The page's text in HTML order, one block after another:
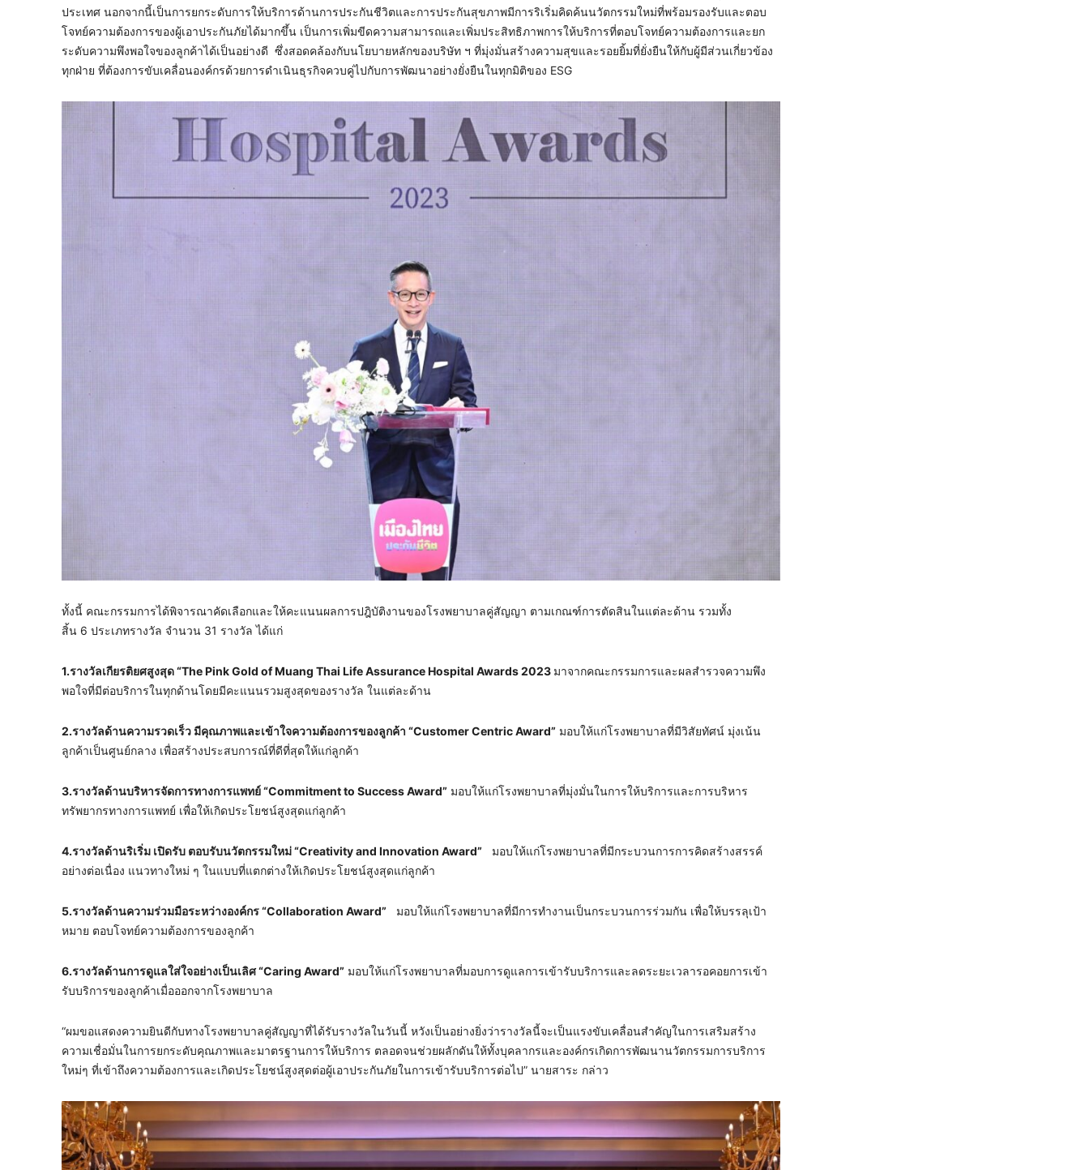
ประเทศ นอกจากนี้เป็นการยกระดับการให้บริการด้านการประกันชีวิตและการประกันสุขภาพมีการริเริ่มคิดค้นนวัตกรรมใหม่ที่พร้อมรองรับและตอบ
โจทย์ความต้องการของผู้เอาประกันภัยได้มากขึ้น เป็นการเพิ่มขีดความสามารถและเพิ่มประสิทธิภาพการให้บริการที่ตอบโจทย์ความต้องการและยก
ระดับความพึงพอใจของลูกค้าได้เป็นอย่างดี ซึ่งสอดคล้องกับนโยบายหลักของบริษัท ฯ ที่มุ่งมั่นสร้างความสุขและรอยยิ้มที่ยั่งยืนให้กับผู้มีส่วนเกี่ยวข้อง
ทุกฝ่าย ที่ต้องการขับเคลื่อนองค์กรด้วยการดำเนินธุรกิจควบคู่ไปกับการพัฒนาอย่างยั่งยืนในทุกมิติของ ESG
ทั้งนี้ คณะกรรมการได้พิจารณาคัดเลือกและให้คะแนนผลการปฎิบัติงานของโรงพยาบาลคู่สัญญา ตามเกณฑ์การตัดสินในแต่ละด้าน รวมทั้ง
สิ้น 6 ประเภทรางวัล จำนวน 31 รางวัล ได้แก่
1.รางวัลเกียรติยศสูงสุด “The Pink Gold of Muang Thai Life Assurance Hospital Awards 2023มาจากคณะกรรมการและผลสำรวจความพึง
พอใจที่มีต่อบริการในทุกด้านโดยมีคะแนนรวมสูงสุดของรางวัล ในแต่ละด้าน
2.รางวัลด้านความรวดเร็ว มีคุณภาพและเข้าใจความต้องการของลูกค้า “Customer Centric Award” มอบให้แก่โรงพยาบาลที่มีวิสัยทัศน์ มุ่งเน้น
ลูกค้าเป็นศูนย์กลาง เพื่อสร้างประสบการณ์ที่ดีที่สุดให้แก่ลูกค้า
3.รางวัลด้านบริหารจัดการทางการแพทย์ “Commitment to Success Award” มอบให้แก่โรงพยาบาลที่มุ่งมั่นในการให้บริการและการบริหาร
ทรัพยากรทางการแพทย์ เพื่อให้เกิดประโยชน์สูงสุดแก่ลูกค้า
4.รางวัลด้านริเริ่ม เปิดรับ ตอบรับนวัตกรรมใหม่ “Creativity and Innovation Award” มอบให้แก่โรงพยาบาลที่มีกระบวนการการคิดสร้างสรรค์
อย่างต่อเนื่อง แนวทางใหม่ ๆ ในแบบที่แตกต่างให้เกิดประโยชน์สูงสุดแก่ลูกค้า
5.รางวัลด้านความร่วมมือระหว่างองค์กร “Collaboration Award” มอบให้แก่โรงพยาบาลที่มีการทำงานเป็นกระบวนการร่วมกัน เพื่อให้บรรลุเป้า
หมาย ตอบโจทย์ความต้องการของลูกค้า
6.รางวัลด้านการดูแลใส่ใจอย่างเป็นเลิศ “Caring Award” มอบให้แก่โรงพยาบาลที่มอบการดูแลการเข้ารับบริการและลดระยะเวลารอคอยการเข้า
รับบริการของลูกค้าเมื่อออกจากโรงพยาบาล
“ผมขอแสดงความยินดีกับทางโรงพยาบาลคู่สัญญาที่ได้รับรางวัลในวันนี้ หวังเป็นอย่างยิ่งว่ารางวัลนี้จะเป็นแรงขับเคลื่อนสำคัญในการเสริมสร้าง
ความเชื่อมั่นในการยกระดับคุณภาพและมาตรฐานการให้บริการ ตลอดจนช่วยผลักดันให้ทั้งบุคลากรและองค์กรเกิดการพัฒนานวัตกรรมการบริการ
ใหม่ๆ ที่เข้าถึงความต้องการและเกิดประโยชน์สูงสุดต่อผู้เอาประกันภัยในการเข้ารับบริการต่อไป” นายสาระ กล่าว